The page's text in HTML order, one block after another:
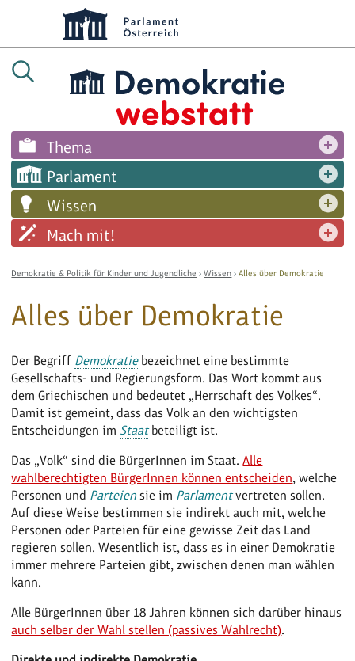
Thema
Parlament
Wissen
Mach mit!
Demokratie & Politik für Kinder und Jugendliche ›Wissen ›Alles über Demokratie
Alles über Demokratie
Der Begriff Demokratiebezeichnet eine bestimmte
Gesellschafts- und Regierungsform. Das Wort kommt aus
dem Griechischen und bedeutet „Herrschaft des Volkes“.
Damit ist gemeint, dass das Volk an den wichtigsten
Entscheidungen im Staatbeteiligt ist.
Das „Volk“ sind die BürgerInnen im Staat.Alle
wahlberechtigten BürgerInnen können entscheiden, welche
Personen und Parteien sie im Parlamentvertreten sollen.
Auf diese Weise bestimmen sie indirekt auch mit, welche
Personen oder Parteien für eine gewisse Zeit das Land
regieren sollen. Wesentlich ist, dass es in einer Demokratie
immer mehrere Parteien gibt, zwischen denen man wählen
kann.
Alle BürgerInnen über 18 Jahren können sich darüber hinaus
auch selber der Wahl stellen (passives Wahlrecht).